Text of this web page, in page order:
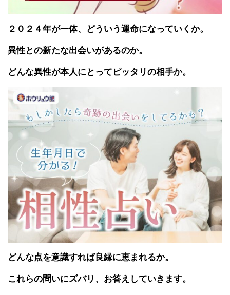
２０２４年が一体、どういう運命になっていくか。
異性との新たな出会いがあるのか。
どんな異性が本人にとってピッタリの相手か。
どんな点を意識すれば良縁に恵まれるか。
これらの問いにズバリ、お答えしていきます。